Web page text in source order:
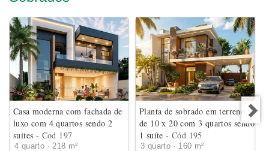
Casa moderna com fachada de
luxo com 4 quartos sendo 2
suites - Cod 197
4 quarto · 218 m²
Planta de sobrado em terreno
de 10 x 20 com 3 quartos sendo
1 suíte- Cód 195
3 quarto · 160 m²